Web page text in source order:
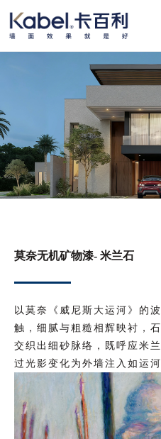
莫奈无机矿物漆- 米兰石
以莫奈《威尼斯大运河》的
触，细腻与粗糙相辉映衬，
交织出细砂脉络，既呼应米
过光影变化为外墙注入如运